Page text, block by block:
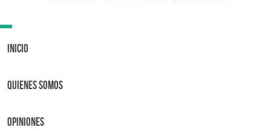
Toggle
Inicio
Quienes Somos
OPINIONES